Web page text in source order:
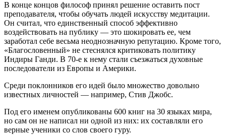
В конце концов философ принял решение оставить пост
преподавателя, чтобы обучать людей искусству медитации.
Он считал, что единственный способ эффективно
воздействовать на публику — это шокировать ее, чем
заработал себе весьма неоднозначную репутацию. Кроме того,
«Благословенный» не стеснялся критиковать политику
Индиры Ганди. В 70-е к нему стали съезжаться духовные
последователи из Европы и Америки.
Среди поклонников его идей было множество довольно
известных личностей — например, Стив Джобс.
Под его именем опубликованы 600 книг на 30 языках мира,
но сам он не написал ни одной из них: их составляли его
верные ученики со слов своего гуру.